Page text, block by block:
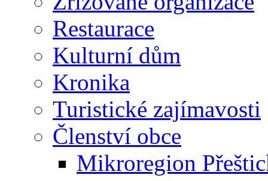
Restaurace
Kulturní dům
Kronika
Turistické zajímavosti
Členství obce
Mikroregion